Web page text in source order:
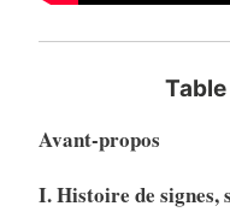
Avant-propos
I. Histoire de signes,